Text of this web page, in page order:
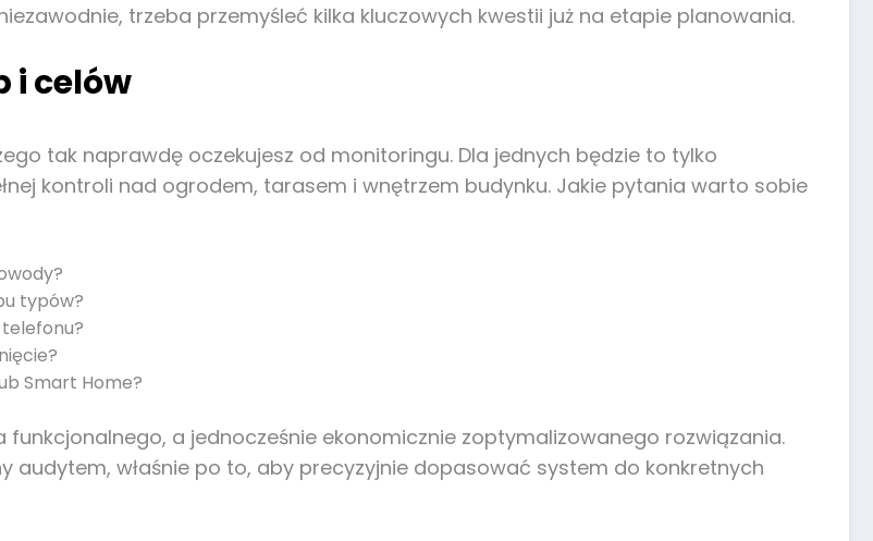
trzeba przemyśleć kilka kluczowych kwestii już na etapie planowania.
i celów
tak naprawdę oczekujesz od monitoringu. Dla jednych będzie to tylko
kontroli nad ogrodem, tarasem i wnętrzem budynku. Jakie pytania warto sobie
typów?
Smart Home?
a jednocześnie ekonomicznie zoptymalizowanego rozwiązania.
właśnie po to, aby precyzyjnie dopasować system do konkretnych